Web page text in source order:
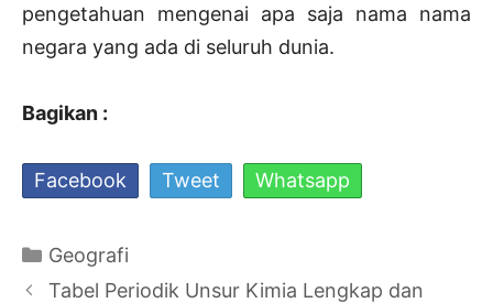
pengetahuan mengenai apa saja nama nama
negara yang ada di seluruh dunia.
Bagikan :
Facebook Tweet Whatsapp
Kategori
Geografi
Navigasi
Tabel Periodik Unsur Kimia Lengkap dan